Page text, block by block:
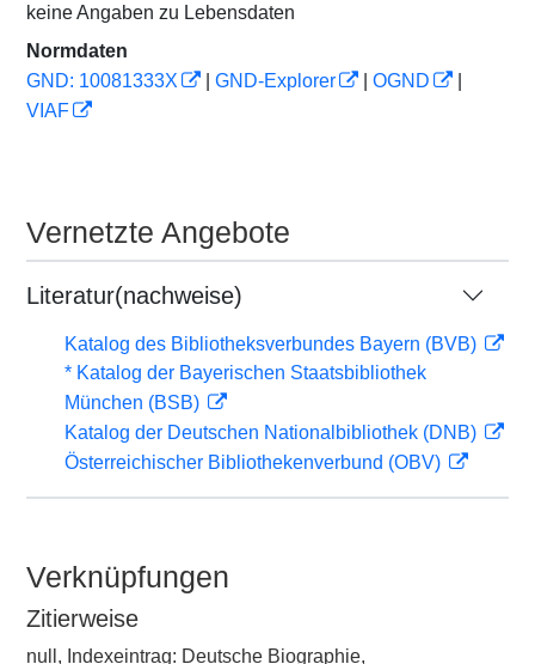
keine Angaben zu Lebensdaten
Normdaten
GND: 10081333X
GND-Explorer OGND
VIAF
Vernetzte Angebote
Literatur(nachweise)
Katalog des Bibliotheksverbundes Bayern (BVB)
* Katalog der Bayerischen Staatsbibliothek
München (BSB)
Katalog der Deutschen Nationalbibliothek (DNB)
Österreichischer Bibliothekenverbund (OBV)
Verknüpfungen
Zitierweise
null, Indexeintrag: Deutsche Biographie,